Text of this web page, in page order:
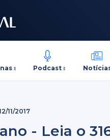
Podcast
11/2017
- Leia o